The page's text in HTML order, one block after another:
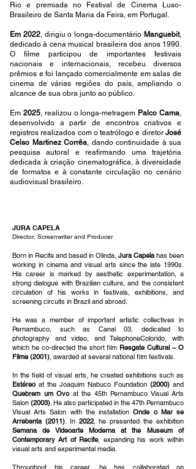
Rio e premiada no Festival de Cinema Luso-
Brasileiro de Santa Maria da Feira, em Portugal.
Em 2022, dirigiu o longa-documentário Manguebit,
dedicado à cena musical brasileira dos anos 1990.
O filme participou de importantes festivais
nacionais e internacionais, recebeu diversos
prêmios e foi lançado comercialmente em salas de
cinema de várias regiões do país, ampliando o
alcance de sua obra junto ao público.
Em 2025, realizou o longa-metragem Palco Cama,
desenvolvido a partir de encontros criativos e
registros realizados com o teatrólogo e diretor José
Celso Martinez Corrêa, dando continuidade à sua
pesquisa autoral e reafirmando uma trajetória
dedicada à criação cinematográfica, à diversidade
de formatos e à constante circulação no cenário
audiovisual brasileiro.
JURA CAPELA
Director, Screenwriter and Producer
Born in Recife and based in Olinda, Jura Capelahas been
working in cinema and visual arts since the late 1990s.
His career is marked by aesthetic experimentation, a
strong dialogue with Brazilian culture, and the consistent
circulation of his works in festivals, exhibitions, and
screening circuits in Brazil and abroad.
He was a member of important artistic collectives in
Pernambuco, such as Canal 03, dedicated to
photography and video, and TelephoneColorido, with
which he co-directed the short film Resgate Cultural – O
Filme (2001), awarded at several national film festivals.
In the field of visual arts, he created exhibitions such as
Estéreo at the Joaquim Nabuco Foundation (2000) and
Quebrem um Ovoat the 45th Pernambuco Visual Arts
Salon (2003). He also participated in the 47th Pernambuco
Visual Arts Salon with the installationOnde o Mar se
Arrebenta (2011). In 2022, he presented the exhibition
Semana de Videoarte Moderna at the Museum of
Contemporary Art of Recife, expanding his work within
visual arts and experimental media.
Throughout his career, he has collaborated on